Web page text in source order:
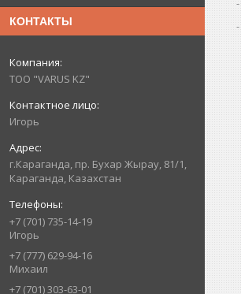
КОНТАКТЫ
ТОО "VARUS KZ"
Игорь
г.Караганда, пр. Бухар Жырау, 81/1,
Караганда, Казахстан
+7 (701) 735-14-19
Игорь
+7 (777) 629-94-16
Михаил
+7 (701) 303-63-01